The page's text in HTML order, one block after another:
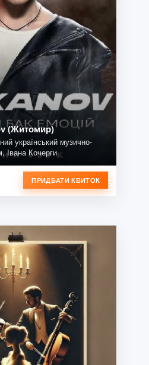
(Житомир)
український музично-
Івана Кочерги
ПРИДБАТИ КВИТОК